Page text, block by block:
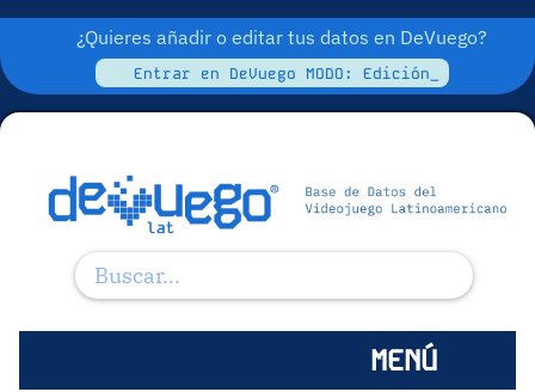
¿Quieres añadir o editar tus datos en DeVuego?
Entrar en DeVuego MODO: Edición_
MENÚ